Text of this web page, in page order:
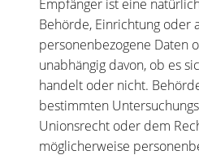
Empfänger ist eine
Behörde, Einrichtung oder
personenbezogene Daten
unabhängig davon, ob es
handelt oder nicht.
bestimmten
Unionsrecht oder dem
möglicherweise